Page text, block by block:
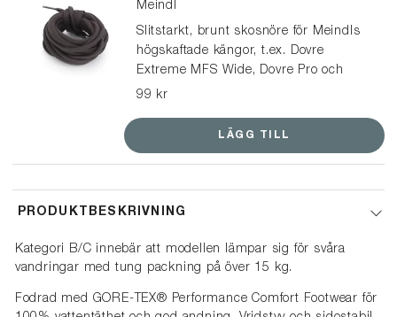
hundpromenaden, ärenden i stan,
snöskottning och promenader – men
också till fritid som vinterutflykter och
mer aktiv gång.</span></p></br> ⭐️
Broddarna från Snowline Spikes har
Aftonbladets och Icakurirens tester av
grepp och hög kvalitet.
Meindl
Slitstarkt, brunt skosnöre för Meindls
högskaftade kängor, t.ex. Dovre
Extreme MFS Wide, Dovre Pro och
Bergen. OBS! Mät gärna dina befintliga
för att vara säker på att du beställer
99 kr
LÄGG TILL
PRODUKTBESKRIVNING
Kategori B/C innebär att modellen lämpar sig för svåra
vandringar med tung packning på över 15 kg.
Fodrad med GORE-TEX® Performance Comfort Footwear för